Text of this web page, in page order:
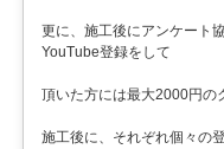
更に、施工後にアンケート
YouTube登録をして
頂いた方には最大2000円の
施工後に、それぞれ個々の